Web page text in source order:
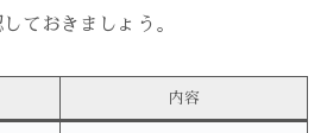
ておきましょう。
内容